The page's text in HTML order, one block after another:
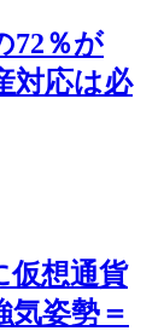
72％が
対応は必
仮想通貨
姿勢＝